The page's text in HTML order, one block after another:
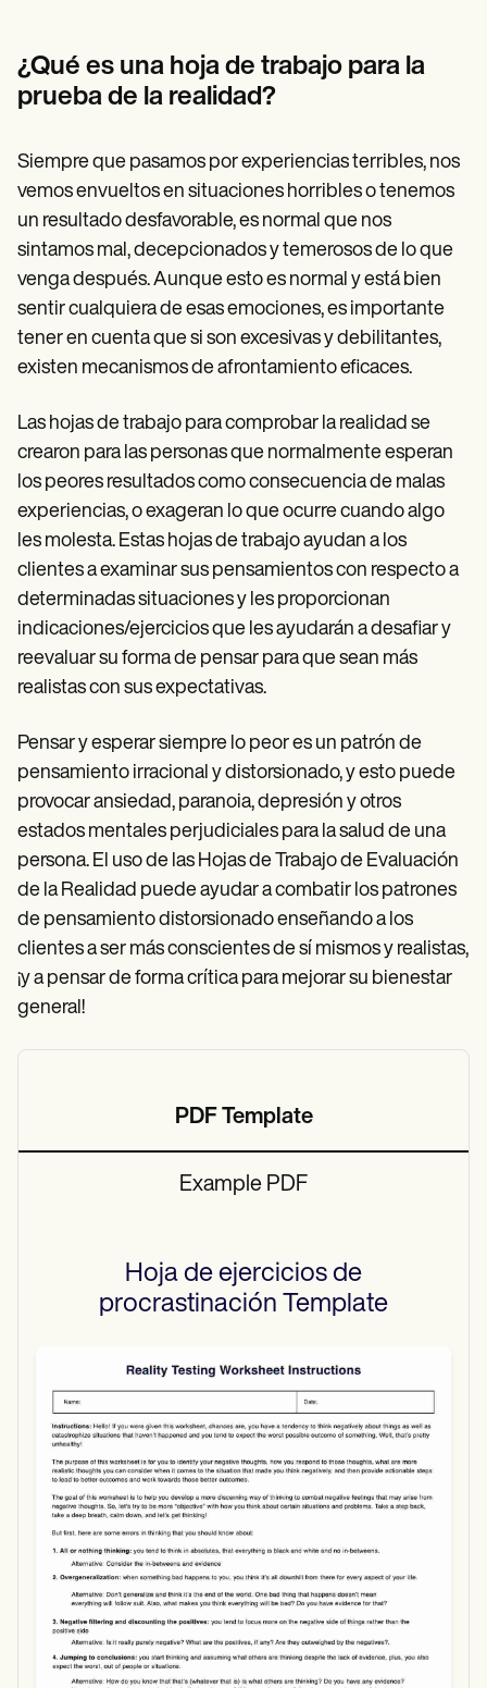
Training Hub
Webinars
Switch to Carepatron
Pricing
Why Carepatron?
Login
Get started
¿Qué es una hoja de trabajo para la
prueba de la realidad?
Siempre que pasamos por experiencias terribles, nos
vemos envueltos en situaciones horribles o tenemos
un resultado desfavorable, es normal que nos
sintamos mal, decepcionados y temerosos de lo que
venga después. Aunque esto es normal y está bien
sentir cualquiera de esas emociones, es importante
tener en cuenta que si son excesivas y debilitantes,
existen mecanismos de afrontamiento eficaces.
Las hojas de trabajo para comprobar la realidad se
crearon para las personas que normalmente esperan
los peores resultados como consecuencia de malas
experiencias, o exageran lo que ocurre cuando algo
les molesta. Estas hojas de trabajo ayudan a los
clientes a examinar sus pensamientos con respecto a
determinadas situaciones y les proporcionan
indicaciones/ejercicios que les ayudarán a desafiar y
reevaluar su forma de pensar para que sean más
realistas con sus expectativas.
Pensar y esperar siempre lo peor es un patrón de
pensamiento irracional y distorsionado, y esto puede
provocar ansiedad, paranoia, depresión y otros
estados mentales perjudiciales para la salud de una
persona. El uso de las Hojas de Trabajo de Evaluación
de la Realidad puede ayudar a combatir los patrones
de pensamiento distorsionado enseñando a los
clientes a ser más conscientes de sí mismos y realistas,
¡y a pensar de forma crítica para mejorar su bienestar
general!
PDF Template
Example PDF
Hoja de ejercicios de
procrastinación Template
Use Template
Download